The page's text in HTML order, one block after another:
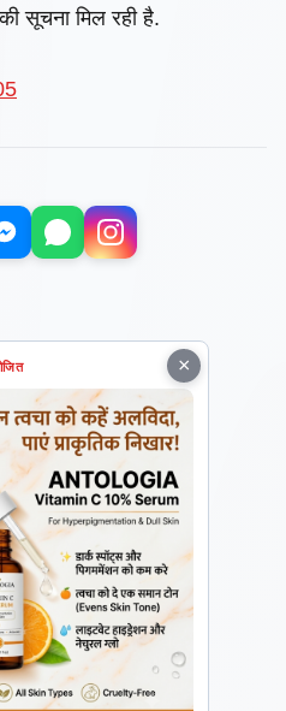
की सूचना मिल रही है.
×